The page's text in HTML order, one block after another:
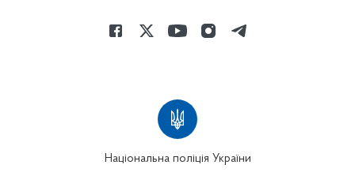
Національна поліція України